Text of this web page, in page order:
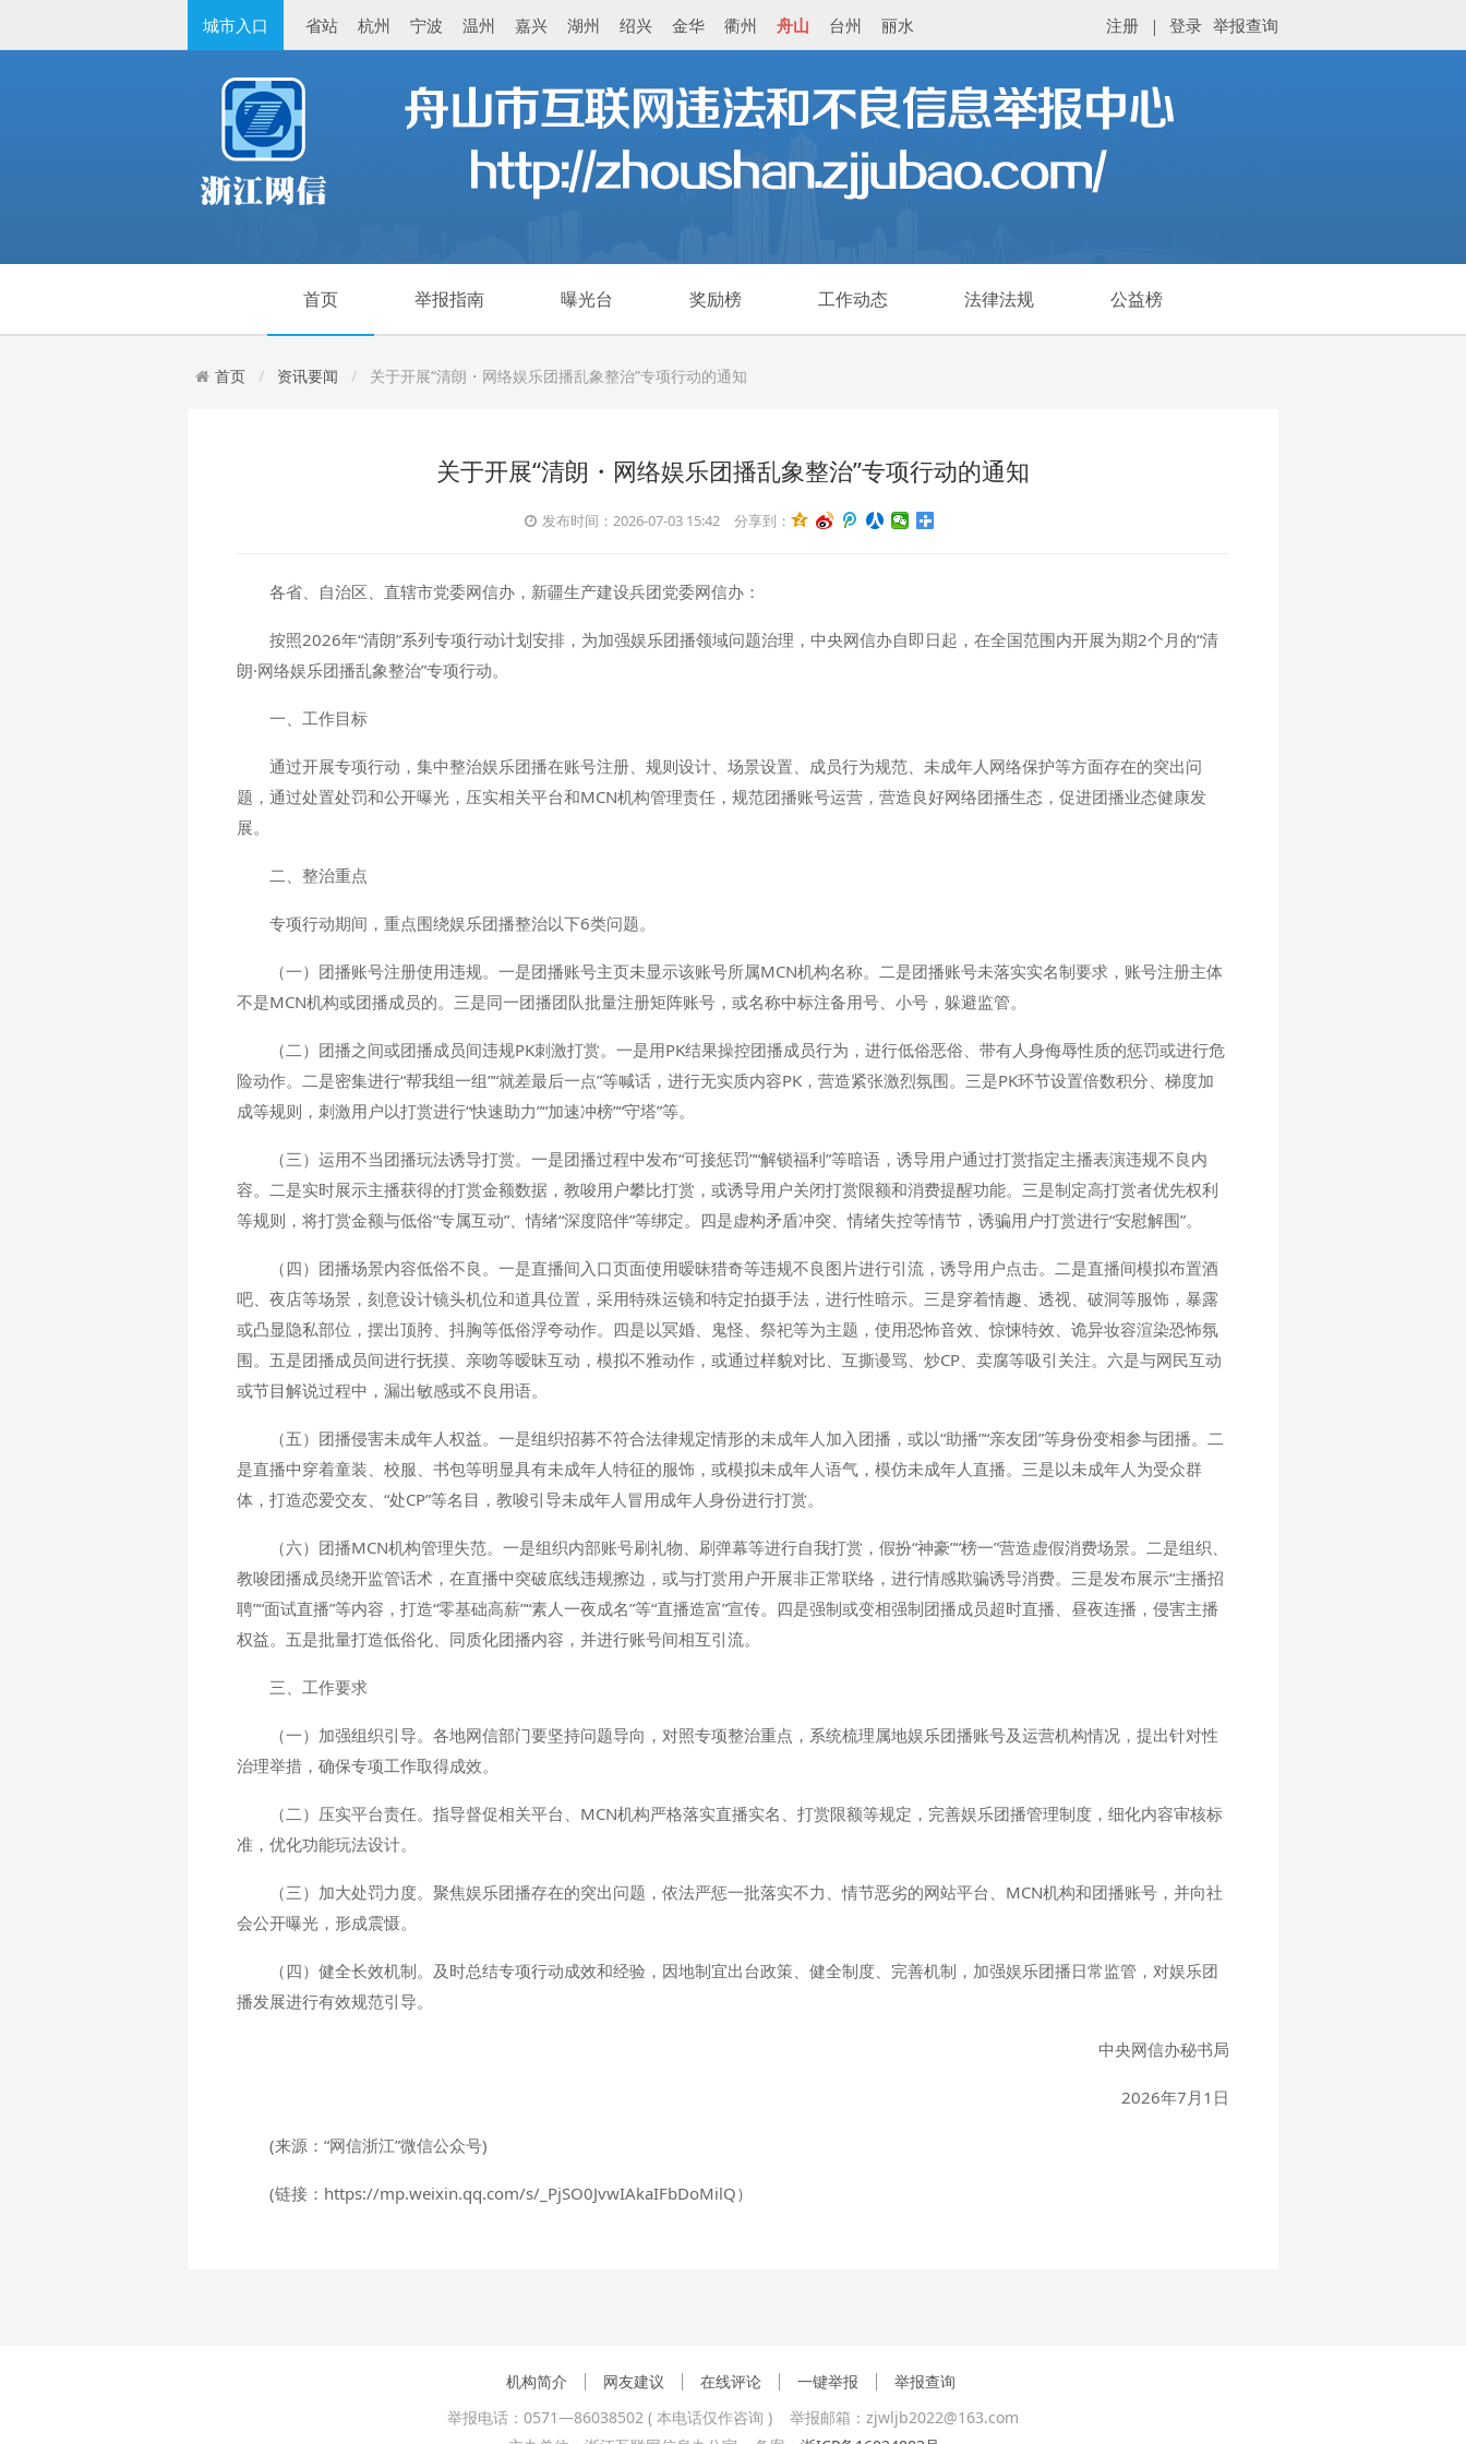
城市入口 省站 杭州 宁波 温州 嘉兴 湖州 绍兴 金华 衢州 舟山 台州 丽水 举报查询
登录
|
注册
首页 举报指南 曝光台 奖励榜 工作动态 法律法规 公益榜
首页 资讯要闻 关于开展“清朗・网络娱乐团播乱象整治”专项行动的通知
关于开展“清朗・网络娱乐团播乱象整治”专项行动的通知
发布时间：2026-07-03 15:42 分享到：
各省、自治区、直辖市党委网信办，新疆生产建设兵团党委网信办：
按照2026年“清朗”系列专项行动计划安排，为加强娱乐团播领域问题治理，中央网信办自即日起，在全国范围内开展为期2个月的“清
朗·网络娱乐团播乱象整治”专项行动。
一、工作目标
通过开展专项行动，集中整治娱乐团播在账号注册、规则设计、场景设置、成员行为规范、未成年人网络保护等方面存在的突出问
题，通过处置处罚和公开曝光，压实相关平台和MCN机构管理责任，规范团播账号运营，营造良好网络团播生态，促进团播业态健康发
展。
二、整治重点
专项行动期间，重点围绕娱乐团播整治以下6类问题。
（一）团播账号注册使用违规。一是团播账号主页未显示该账号所属MCN机构名称。二是团播账号未落实实名制要求，账号注册主体
不是MCN机构或团播成员的。三是同一团播团队批量注册矩阵账号，或名称中标注备用号、小号，躲避监管。
（二）团播之间或团播成员间违规PK刺激打赏。一是用PK结果操控团播成员行为，进行低俗恶俗、带有人身侮辱性质的惩罚或进行危
险动作。二是密集进行“帮我组一组”“就差最后一点”等喊话，进行无实质内容PK，营造紧张激烈氛围。三是PK环节设置倍数积分、梯度加
成等规则，刺激用户以打赏进行“快速助力”“加速冲榜”“守塔”等。
（三）运用不当团播玩法诱导打赏。一是团播过程中发布“可接惩罚”“解锁福利”等暗语，诱导用户通过打赏指定主播表演违规不良内
容。二是实时展示主播获得的打赏金额数据，教唆用户攀比打赏，或诱导用户关闭打赏限额和消费提醒功能。三是制定高打赏者优先权利
等规则，将打赏金额与低俗“专属互动”、情绪“深度陪伴”等绑定。四是虚构矛盾冲突、情绪失控等情节，诱骗用户打赏进行“安慰解围”。
（四）团播场景内容低俗不良。一是直播间入口页面使用暧昧猎奇等违规不良图片进行引流，诱导用户点击。二是直播间模拟布置酒
吧、夜店等场景，刻意设计镜头机位和道具位置，采用特殊运镜和特定拍摄手法，进行性暗示。三是穿着情趣、透视、破洞等服饰，暴露
或凸显隐私部位，摆出顶胯、抖胸等低俗浮夸动作。四是以冥婚、鬼怪、祭祀等为主题，使用恐怖音效、惊悚特效、诡异妆容渲染恐怖氛
围。五是团播成员间进行抚摸、亲吻等暧昧互动，模拟不雅动作，或通过样貌对比、互撕谩骂、炒CP、卖腐等吸引关注。六是与网民互动
或节目解说过程中，漏出敏感或不良用语。
（五）团播侵害未成年人权益。一是组织招募不符合法律规定情形的未成年人加入团播，或以“助播”“亲友团”等身份变相参与团播。二
是直播中穿着童装、校服、书包等明显具有未成年人特征的服饰，或模拟未成年人语气，模仿未成年人直播。三是以未成年人为受众群
体，打造恋爱交友、“处CP”等名目，教唆引导未成年人冒用成年人身份进行打赏。
（六）团播MCN机构管理失范。一是组织内部账号刷礼物、刷弹幕等进行自我打赏，假扮“神豪”“榜一”营造虚假消费场景。二是组织、
教唆团播成员绕开监管话术，在直播中突破底线违规擦边，或与打赏用户开展非正常联络，进行情感欺骗诱导消费。三是发布展示“主播招
聘”“面试直播”等内容，打造“零基础高薪”“素人一夜成名”等“直播造富”宣传。四是强制或变相强制团播成员超时直播、昼夜连播，侵害主播
权益。五是批量打造低俗化、同质化团播内容，并进行账号间相互引流。
三、工作要求
（一）加强组织引导。各地网信部门要坚持问题导向，对照专项整治重点，系统梳理属地娱乐团播账号及运营机构情况，提出针对性
治理举措，确保专项工作取得成效。
（二）压实平台责任。指导督促相关平台、MCN机构严格落实直播实名、打赏限额等规定，完善娱乐团播管理制度，细化内容审核标
准，优化功能玩法设计。
（三）加大处罚力度。聚焦娱乐团播存在的突出问题，依法严惩一批落实不力、情节恶劣的网站平台、MCN机构和团播账号，并向社
会公开曝光，形成震慑。
（四）健全长效机制。及时总结专项行动成效和经验，因地制宜出台政策、健全制度、完善机制，加强娱乐团播日常监管，对娱乐团
播发展进行有效规范引导。
中央网信办秘书局
2026年7月1日
(来源：“网信浙江”微信公众号)
(链接：https://mp.weixin.qq.com/s/_PjSO0JvwIAkaIFbDoMilQ）
机构简介 网友建议 在线评论 一键举报
举报查询
举报电话：0571—86038502 ( 本电话仅作咨询 ) 举报邮箱：zjwljb2022@163.com